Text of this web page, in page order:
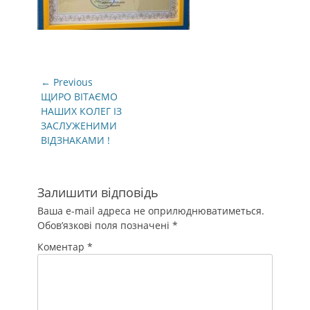
Навігація
записів
← Previous
Previous
post:
ЩИРО ВІТАЄМО
НАШИХ КОЛЕГ ІЗ
ЗАСЛУЖЕНИМИ
ВІДЗНАКАМИ !
Залишити відповідь
Ваша e-mail адреса не оприлюднюватиметься.
Обов’язкові поля позначені *
Коментар *